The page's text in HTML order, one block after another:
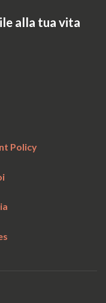
alla tua vita
Policy